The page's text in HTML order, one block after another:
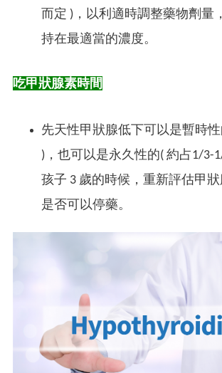
而定 )，以利適時調整藥物劑量
持在最適當的濃度。
吃甲狀腺素時間
先天性甲狀腺低下可以是暫時
)，也可以是永久性的( 約占1/3-
孩子 3 歲的時候，重新評估甲
是否可以停藥。